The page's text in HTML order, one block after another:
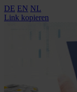
DE EN NL
Link kopieren